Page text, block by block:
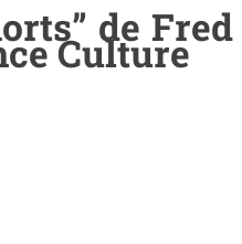
de Fred
Culture